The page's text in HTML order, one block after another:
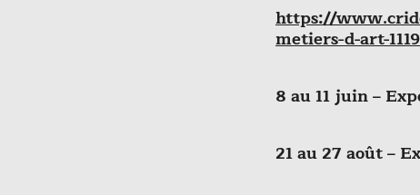
https://
metiers-d-art-
8 au 11 juin–
21 au 27 août–